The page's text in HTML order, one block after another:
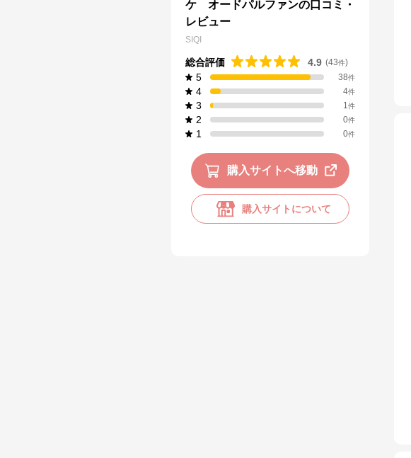
ケ オードパルファンの口コミ・
レビュー
SIQI
総合評価 4.9 (43件)
5 38件
4 4件
3 1件
2 0件
1 0件
購入サイトへ移動
購入サイトについて